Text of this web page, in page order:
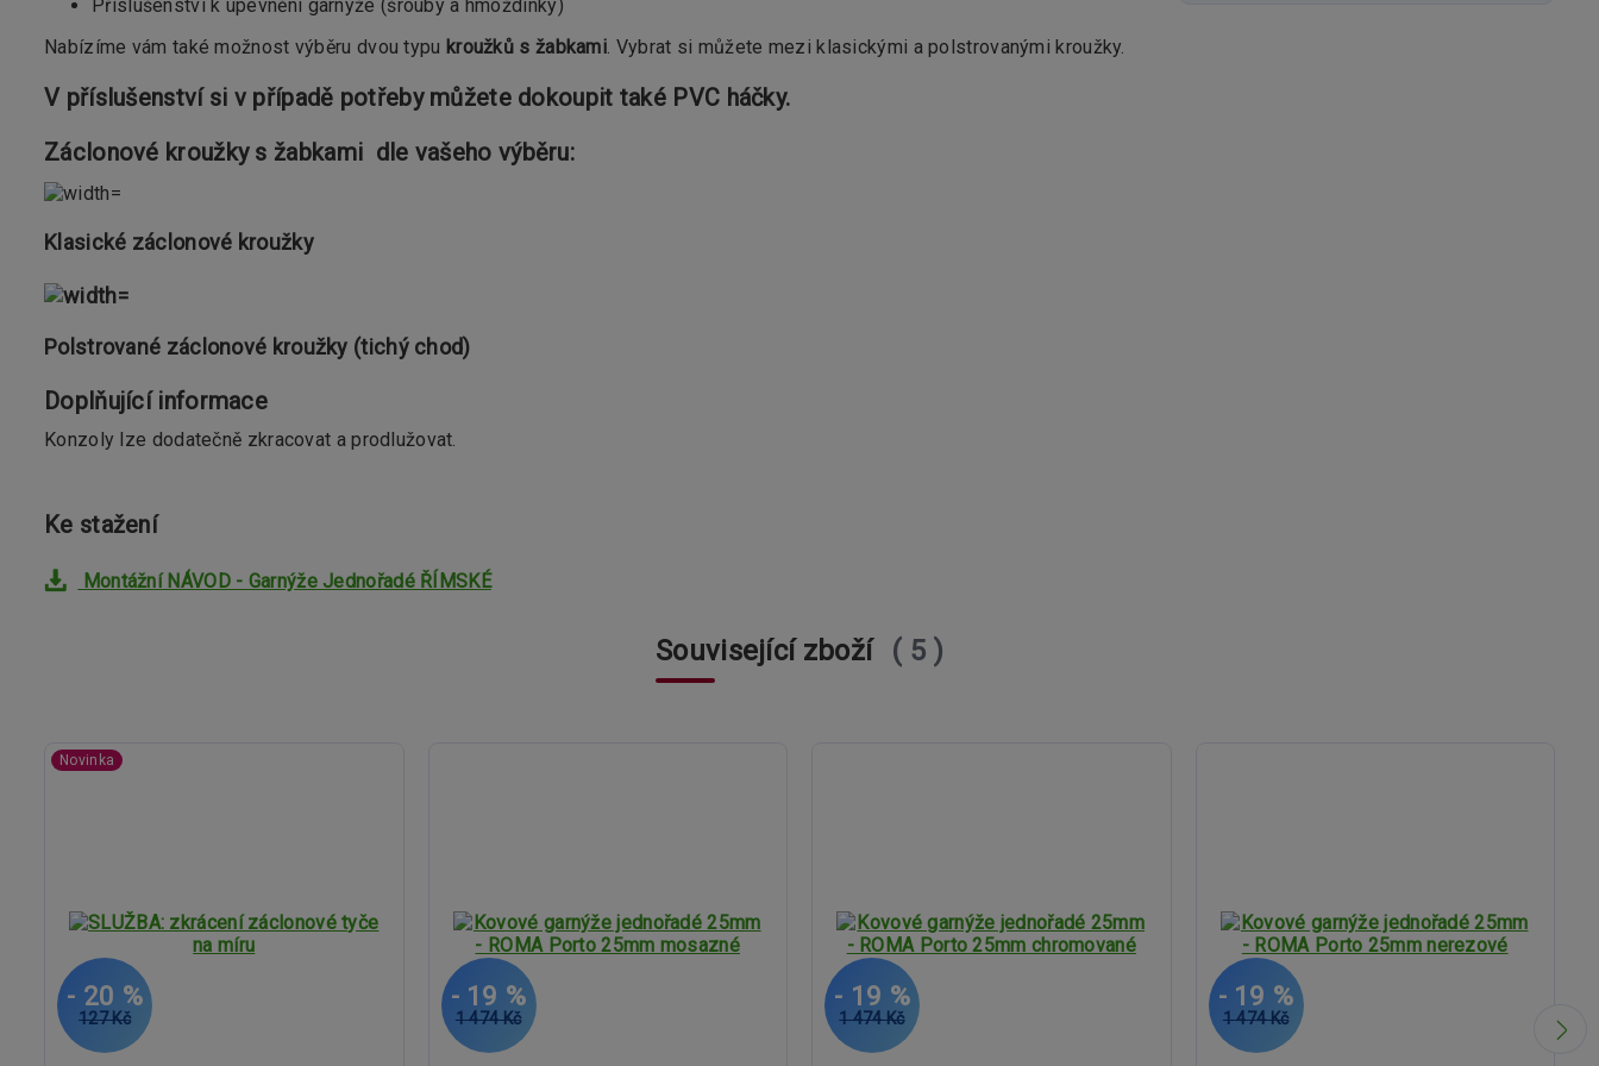
Příslušenství k upevnění garnýže (šrouby a hmoždinky)
Nabízíme vám také možnost výběru dvou typu kroužků s žabkami. Vybrat si můžete mezi klasickými a polstrovanými kroužky.
V příslušenství si v případě potřeby můžete dokoupit také PVC háčky.
Záclonové kroužky s žabkami dle vašeho výběru:
Klasické záclonové kroužky
Polstrované záclonové kroužky (tichý chod)
Doplňující informace
Konzoly lze dodatečně zkracovat a prodlužovat.
Ke stažení
Montážní NÁVOD - Garnýže Jednořadé ŘÍMSKÉ
Související zboží 5
Novinka
127 Kč
- 20 %
1 474 Kč
- 19 %
1 474 Kč
- 19 %
1 474 Kč
- 19 %